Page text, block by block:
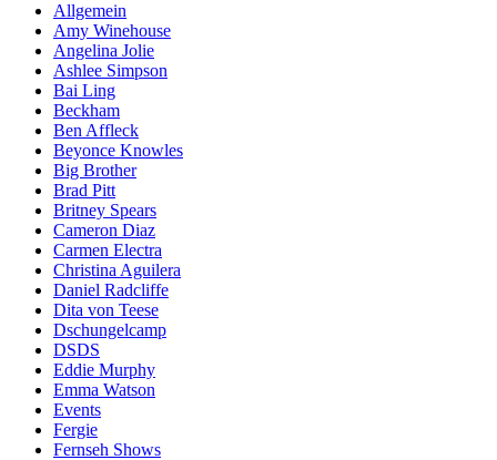
Allgemein
Amy Winehouse
Angelina Jolie
Ashlee Simpson
Bai Ling
Beckham
Ben Affleck
Beyonce Knowles
Big Brother
Brad Pitt
Britney Spears
Cameron Diaz
Carmen Electra
Christina Aguilera
Daniel Radcliffe
Dita von Teese
Dschungelcamp
DSDS
Eddie Murphy
Emma Watson
Events
Fergie
Fernseh Shows